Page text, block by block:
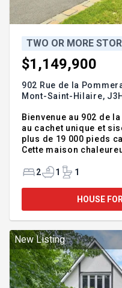
TWO OR MORE
$1,149,900
902 Rue de la
Mont-Saint-Hilaire,
Bienvenue au 902 de
au cachet unique et
plus de 19 000 pieds
Cette maison
sans doute la
poêle à bois. Les
sous-sol est 100%
creusée sécurisée et
quelques pas d
2 1 1
HOUSE
New Listing